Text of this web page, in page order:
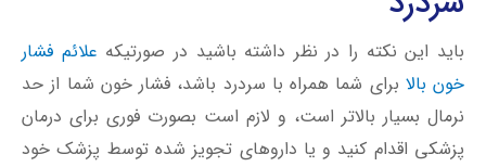
باید این نکته را در نظر داشته باشید در صورتیکه علائم فشار
خون بالا برای شما همراه با سردرد باشد، فشار خون شما از حد
نرمال بسیار بالاتر است، و لازم است بصورت فوری برای درمان
پزشکی اقدام کنید و یا داروهای تجویز شده توسط پزشک خود